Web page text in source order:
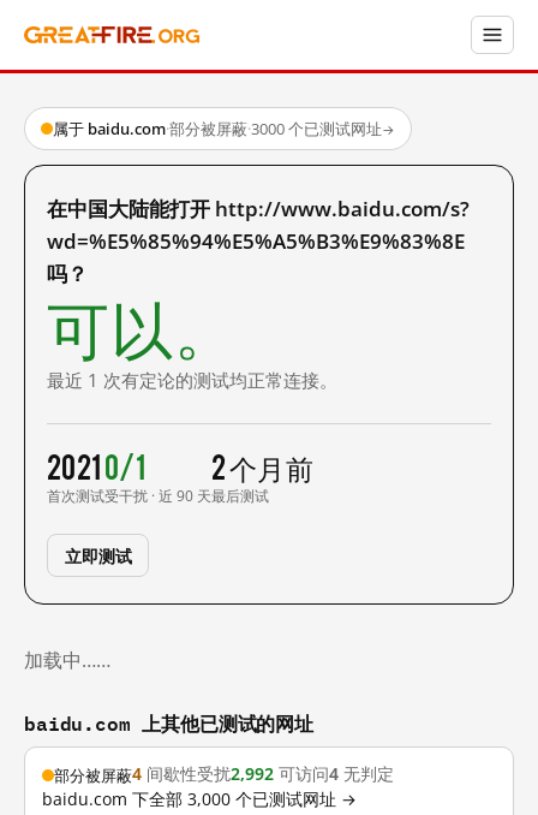
属于 baidu.com·部分被屏蔽·3000 个已测试网址→
在中国大陆能打开 http://www.baidu.com/s?
wd=%E5%85%94%E5%A5%B3%E9%83%8E
吗？
可以。
最近 1 次有定论的测试均正常连接。
2021
首次测试
0/1
受干扰 · 近 90 天
2 个月前
最后测试
立即测试
加载中……
baidu.com 上其他已测试的网址
部分被屏蔽4 间歇性受扰2,992 可访问4 无判定
baidu.com 下全部 3,000 个已测试网址 →